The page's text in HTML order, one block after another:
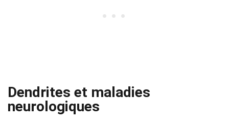
Dendrites et maladies
neurologiques